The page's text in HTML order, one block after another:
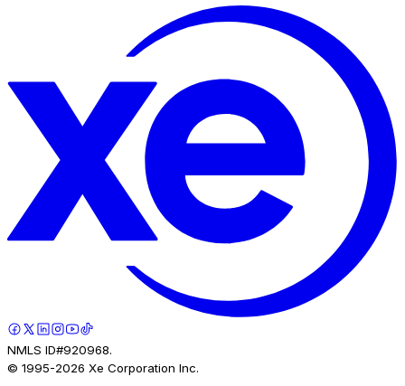
NMLS ID#920968.
© 1995-2026 Xe Corporation Inc.